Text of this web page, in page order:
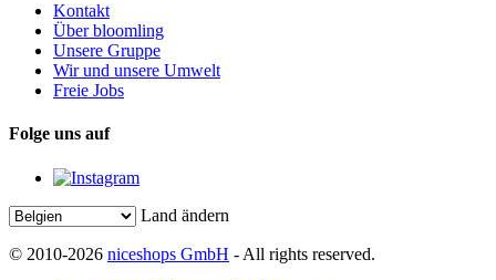
Kontakt
Über bloomling
Unsere Gruppe
Wir und unsere Umwelt
Freie Jobs
Folge uns auf
Land ändern
© 2010-2026 niceshops GmbH - All rights reserved.